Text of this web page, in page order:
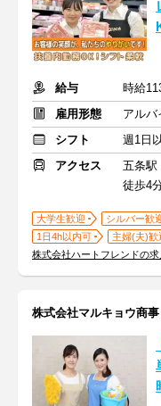
給与
雇用形態
アルバ
シフト
週1日
アクセス
五条駅
徒歩4
大学生歓迎 シルバー歓
1日4h以内可
主婦(夫)歓
株式会社ハートフレンドの
株式会社マルキョウ商